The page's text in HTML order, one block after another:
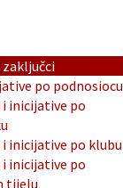
po podnosiocu
inicijative po
inicijative po klubu
inicijative po
tijelu